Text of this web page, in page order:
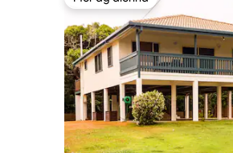
Mór ag aíonna